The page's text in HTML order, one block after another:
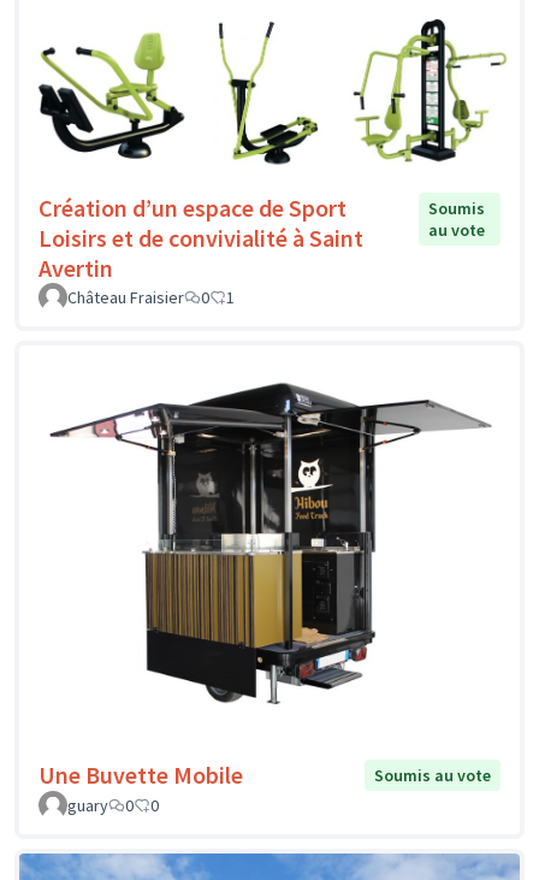
Création d’un espace de Sport
Loisirs et de convivialité à Saint
Avertin
Soumis
au vote
Château Fraisier 0 1
Une Buvette Mobile
Soumis au vote
guary
0 0